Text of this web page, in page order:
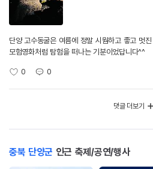
단양 고수동굴은 여름에 정말 시웜하고 좋고 멋
모험영화처럼 탐험을 떠나는 기분이었답니다^^
0 0
댓글 더보기
충북 단양군 인근 축제/공연/행사